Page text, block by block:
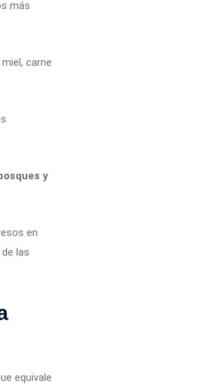
más
carne
y
en
las
equivale